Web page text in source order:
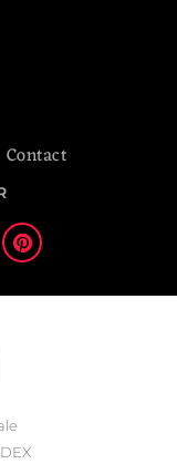
Contact